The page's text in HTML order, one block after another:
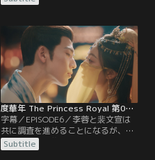
る。そんな中、李蓉を捜しに来た蘇
裴文宣は、宮中に戻るなり李蓉の母
である皇后から呼びつけられる。皇
后は、李川が兵権を得るためにも楊
泉と婚姻してほしいと李蓉に言う
が…。
度華年 The Princess Royal 第06話／字幕
字幕／EPISODE6／李蓉と裴文宣は
共に調査を進めることになるが、2
人とも楊泉に襲われた被害者である
ため、蘇容卿が監視役に指名され
Subtitle